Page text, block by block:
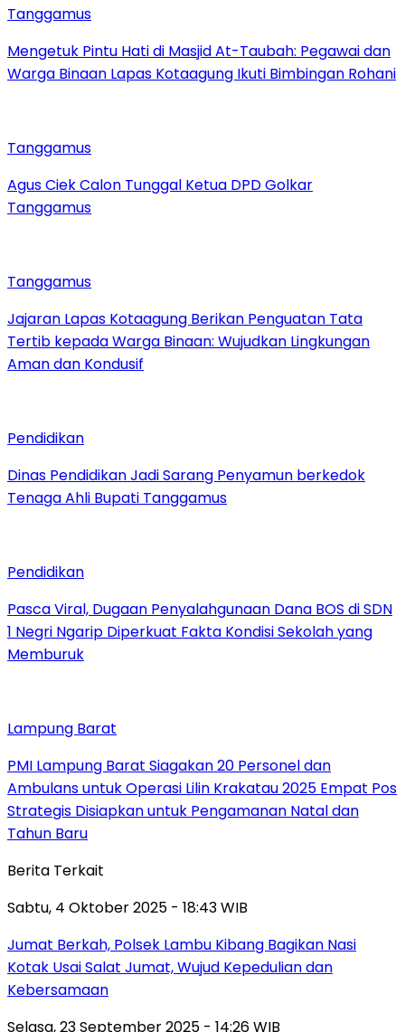
Tanggamus
Mengetuk Pintu Hati di Masjid At-Taubah: Pegawai dan
Warga Binaan Lapas Kotaagung Ikuti Bimbingan Rohani
Tanggamus
Agus Ciek Calon Tunggal Ketua DPD Golkar
Tanggamus
Tanggamus
Jajaran Lapas Kotaagung Berikan Penguatan Tata
Tertib kepada Warga Binaan: Wujudkan Lingkungan
Aman dan Kondusif
Pendidikan
Dinas Pendidikan Jadi Sarang Penyamun berkedok
Tenaga Ahli Bupati Tanggamus
Pendidikan
Pasca Viral, Dugaan Penyalahgunaan Dana BOS di SDN
1 Negri Ngarip Diperkuat Fakta Kondisi Sekolah yang
Memburuk
Lampung Barat
PMI Lampung Barat Siagakan 20 Personel dan
Ambulans untuk Operasi Lilin Krakatau 2025 Empat Pos
Strategis Disiapkan untuk Pengamanan Natal dan
Tahun Baru
Berita Terkait
Sabtu, 4 Oktober 2025 - 18:43 WIB
Jumat Berkah, Polsek Lambu Kibang Bagikan Nasi
Kotak Usai Salat Jumat, Wujud Kepedulian dan
Kebersamaan
Selasa, 23 September 2025 - 14:26 WIB